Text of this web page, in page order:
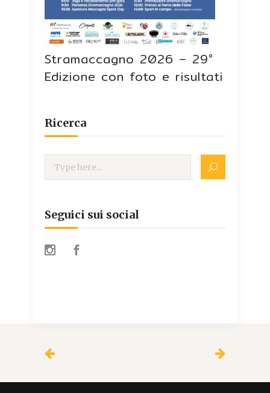
Stramaccagno 2026 – 29°
Edizione con foto e risultati
Ricerca
Seguici sui social